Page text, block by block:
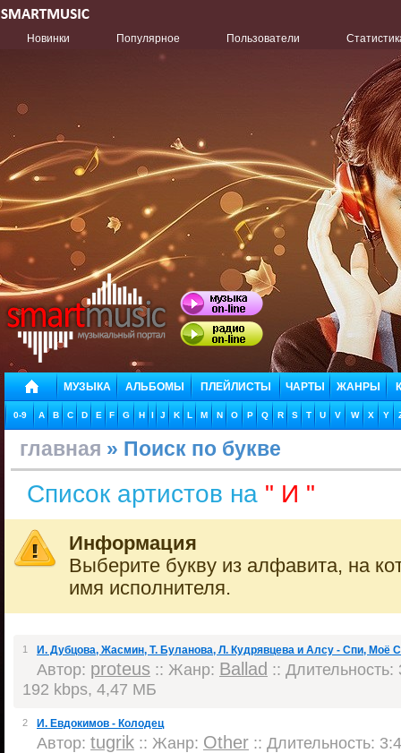
Новинки Популярное Пользователи
МУЗЫКА АЛЬБОМЫ ПЛЕЙЛИСТЫ ЧАРТЫ ЖАНРЫ
0-9 A B C D E F G H I J K L M N O P Q R S T U V W X Y
главная » Поиск по букве
Список артистов на " И "
Информация
Выберите букву из алфавита, на
имя исполнителя.
1 И. Дубцова, Жасмин, Т. Буланова, Л. Кудрявцева и Алсу - Спи, Моё
Автор: proteus :: Жанр: Ballad ::
192 kbps, 4,47 МБ
2 И. Евдокимов - Колодец
Автор: tugrik :: Жанр: Other :: Длительность: